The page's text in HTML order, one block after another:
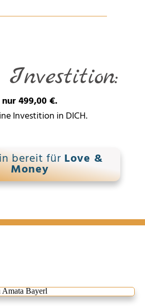
Investition:
nur 499,00 €.
Investition in DICH.
bereit für Love &
Money